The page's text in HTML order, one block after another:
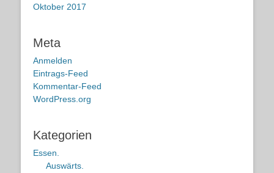
Oktober 2017
Meta
Anmelden
Eintrags-Feed
Kommentar-Feed
WordPress.org
Kategorien
Essen.
Auswärts.